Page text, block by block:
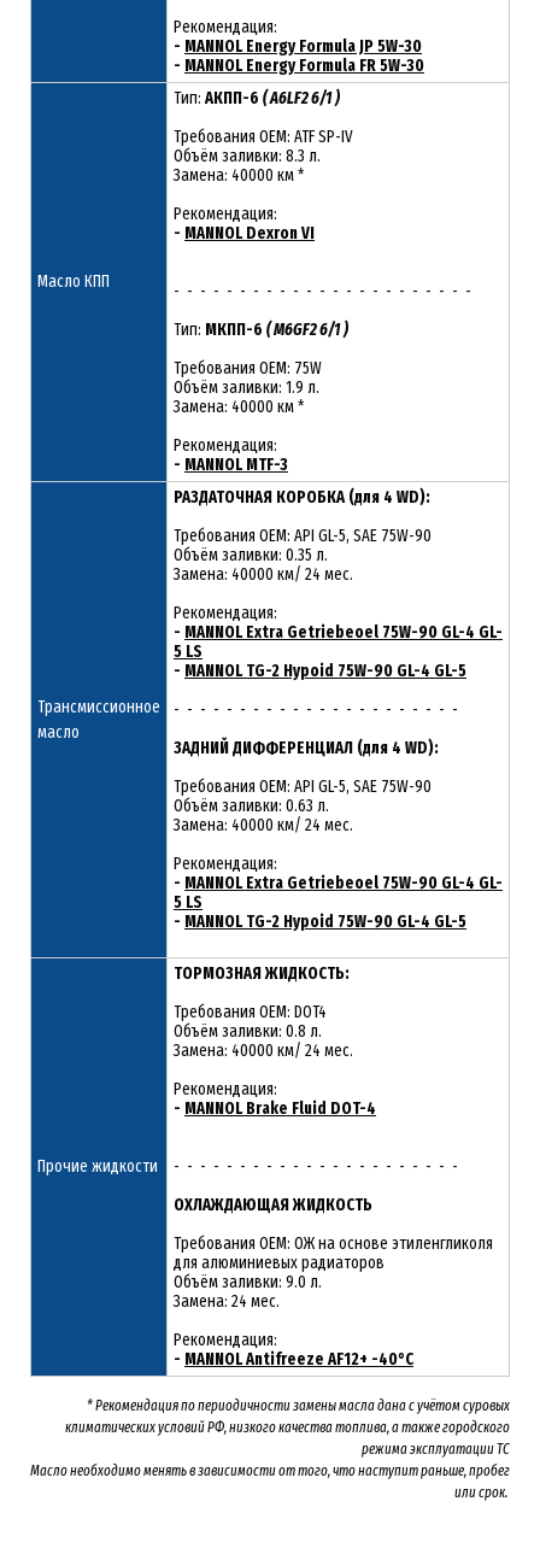
Рекомендация:
- MANNOL Energy Formula JP 5W-30
- MANNOL Energy Formula FR 5W-30
Масло КПП
Тип: АКПП-6 ( A6LF2 6/1 )
Требования OEM: ATF SP-IV
Объём заливки: 8.3 л.
Замена: 40000 км *
Рекомендация:
- MANNOL Dexron VI
- - - - - - - - - - - - - - - - - - - - - - -
Тип: МКПП-6 ( M6GF2 6/1 )
Требования OEM: 75W
Объём заливки: 1.9 л.
Замена: 40000 км *
Рекомендация:
- MANNOL MTF-3
Трансмиссионное
масло
РАЗДАТОЧНАЯ КОРОБКА (для 4 WD):
Требования OEM: API GL-5, SAE 75W-90
Объём заливки: 0.35 л.
Замена: 40000 км/ 24 мес.
Рекомендация:
- MANNOL Extra Getriebeoel 75W-90 GL-4 GL-
5 LS
- MANNOL TG-2 Hypoid 75W-90 GL-4 GL-5
- - - - - - - - - - - - - - - - - - - - - -
ЗАДНИЙ ДИФФЕРЕНЦИАЛ (для 4 WD):
Требования OEM: API GL-5, SAE 75W-90
Объём заливки: 0.63 л.
Замена: 40000 км/ 24 мес.
Рекомендация:
- MANNOL Extra Getriebeoel 75W-90 GL-4 GL-
5 LS
- MANNOL TG-2 Hypoid 75W-90 GL-4 GL-5
Прочие жидкости
ТОРМОЗНАЯ ЖИДКОСТЬ:
Требования OEM: DOT4
Объём заливки: 0.8 л.
Замена: 40000 км/ 24 мес.
Рекомендация:
- MANNOL Brake Fluid DOT-4
- - - - - - - - - - - - - - - - - - - - - -
ОХЛАЖДАЮЩАЯ ЖИДКОСТЬ
Требования OEM: ОЖ на основе этиленгликоля
для алюминиевых радиаторов
Объём заливки: 9.0 л.
Замена: 24 мес.
Рекомендация:
- MANNOL Antifreeze AF12+ -40°C
* Рекомендация по периодичности замены масла дана с учётом суровых
климатических условий РФ, низкого качества топлива, а также городского
режима эксплуатации ТС
Масло необходимо менятьв зависимости от того, что наступит раньше, пробег
или срок.